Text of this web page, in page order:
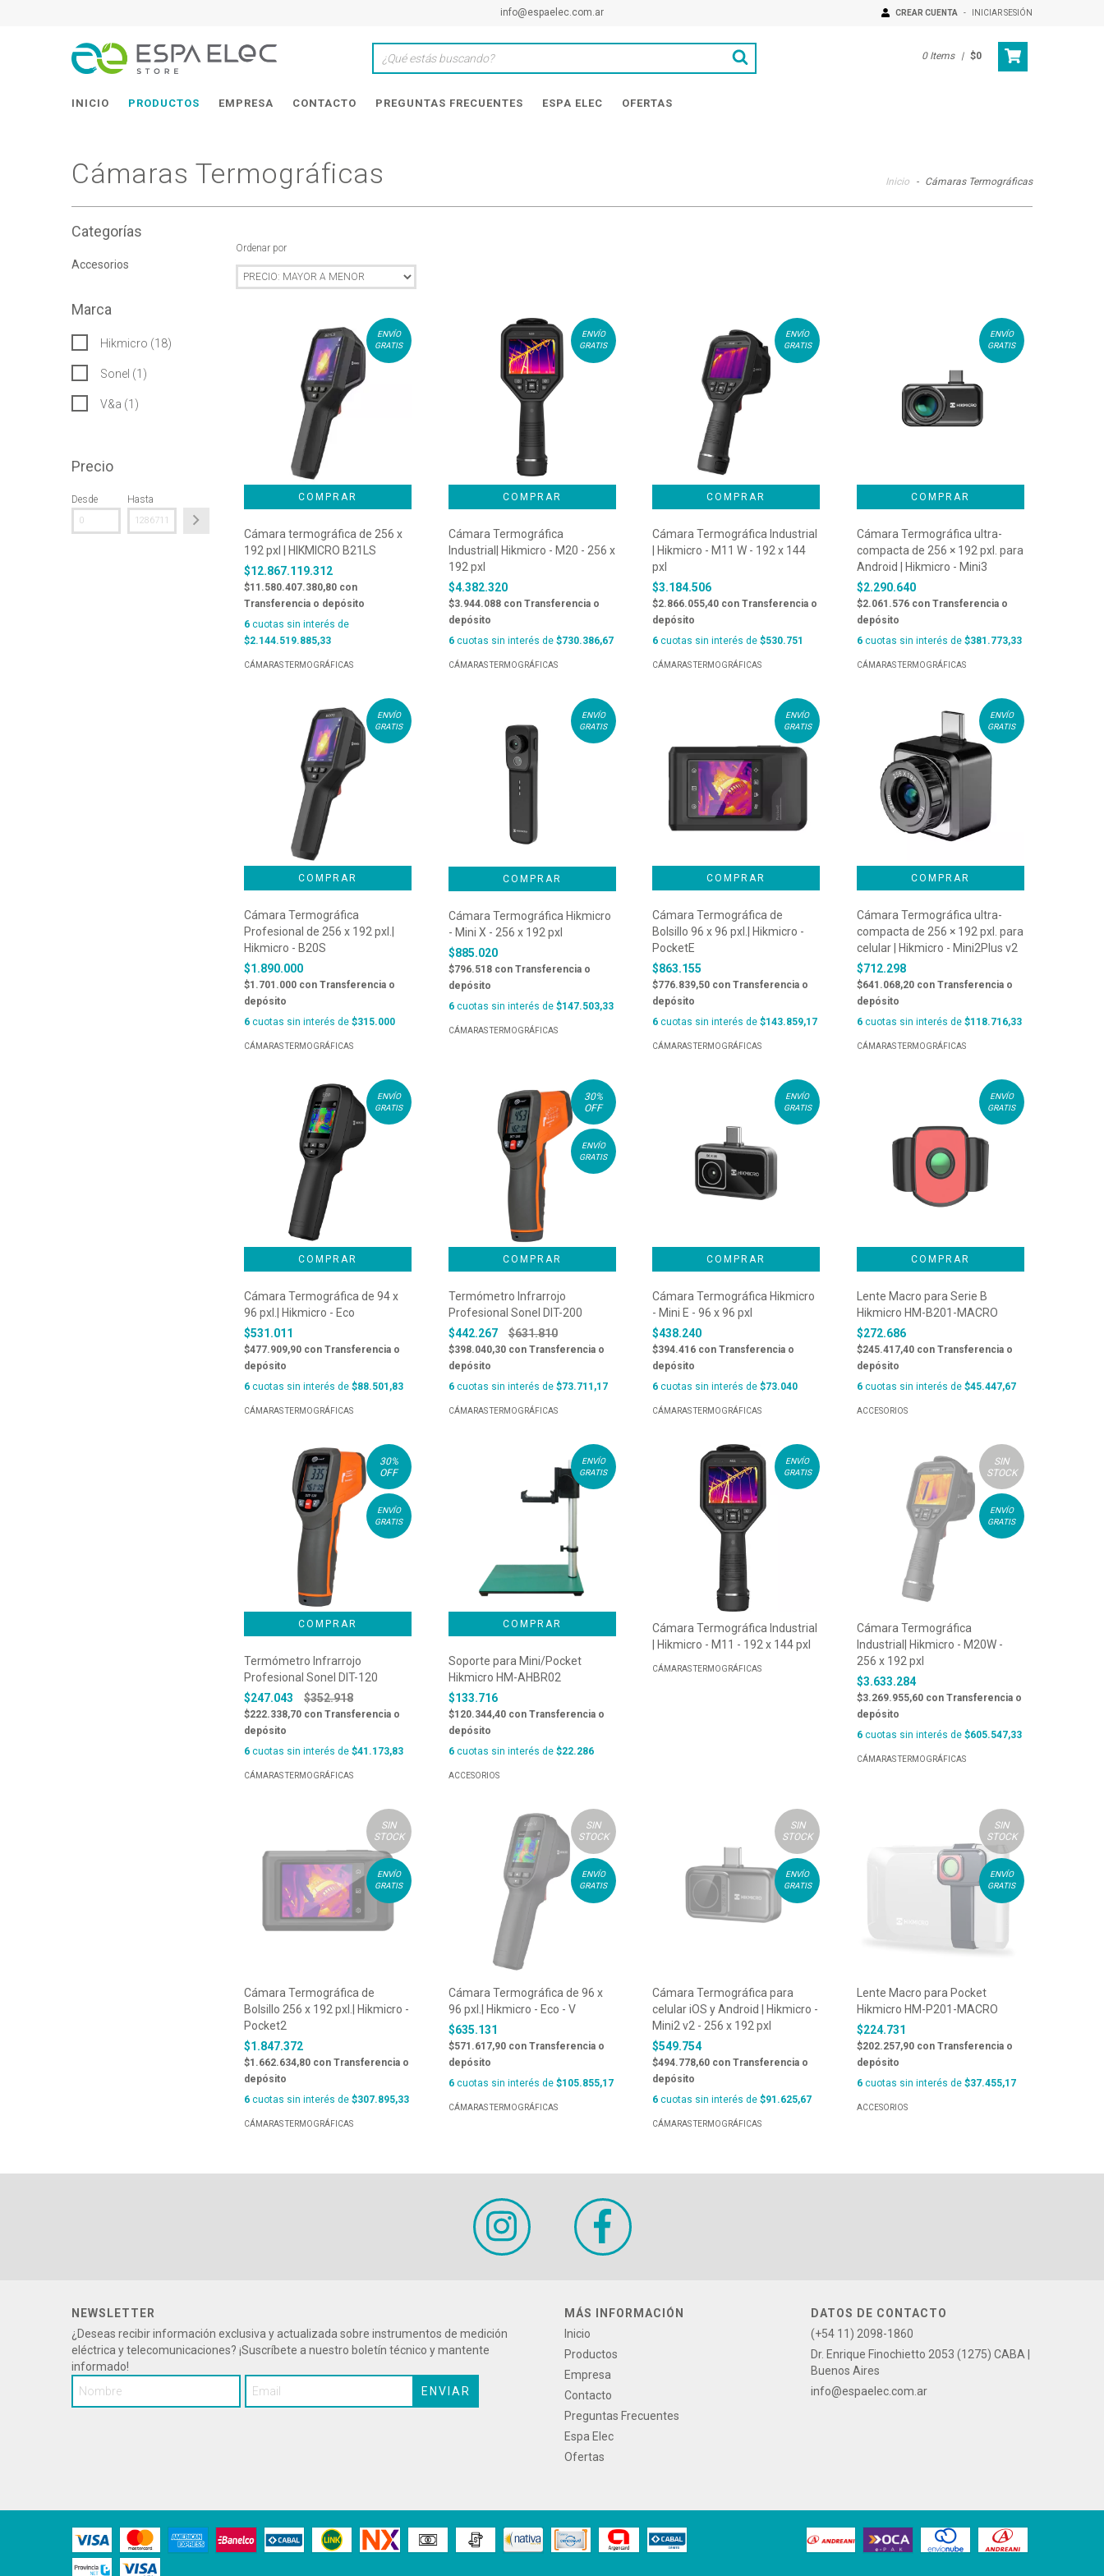
info@espaelec.com.ar CREAR CUENTA - INICIAR SESIÓN
0 Items | $0
INICIO PRODUCTOS EMPRESA CONTACTO PREGUNTAS FRECUENTES ESPA ELEC OFERTAS
Cámaras Termográficas Inicio - Cámaras Termográficas
Categorías
Accesorios
Marca
Hikmicro (18)
Sonel (1)
V&a (1)
Precio
Desde Hasta
Ordenar por
ENVÍO
GRATIS
Cámara termográfica de 256 x
192 pxl | HIKMICRO B21LS
$12.867.119.312
$11.580.407.380,80 con
Transferencia o depósito
6 cuotas sin interés de
$2.144.519.885,33
CÁMARAS TERMOGRÁFICAS
ENVÍO
GRATIS
Cámara Termográfica
Industrial| Hikmicro - M20 - 256 x
192 pxl
$4.382.320
$3.944.088 con Transferencia o
depósito
6cuotas sin interés de $730.386,67
CÁMARAS TERMOGRÁFICAS
ENVÍO
GRATIS
Cámara Termográfica Industrial
| Hikmicro - M11 W - 192 x 144
pxl
$3.184.506
$2.866.055,40 con Transferencia o
depósito
6 cuotas sin interés de$530.751
CÁMARAS TERMOGRÁFICAS
ENVÍO
GRATIS
Cámara Termográfica ultra-
compacta de 256 × 192 pxl. para
Android | Hikmicro - Mini3
$2.290.640
$2.061.576 con Transferencia o
depósito
6 cuotas sin interés de$381.773,33
CÁMARAS TERMOGRÁFICAS
ENVÍO
GRATIS
Cámara Termográfica
Profesional de 256 x 192 pxl.|
Hikmicro - B20S
$1.890.000
$1.701.000 con Transferencia o
depósito
6 cuotas sin interés de $315.000
CÁMARAS TERMOGRÁFICAS
ENVÍO
GRATIS
Cámara Termográfica Hikmicro
- Mini X - 256 x 192 pxl
$885.020
$796.518 con Transferencia o
depósito
6cuotas sin interés de $147.503,33
CÁMARAS TERMOGRÁFICAS
ENVÍO
GRATIS
Cámara Termográfica de
Bolsillo 96 x 96 pxl.| Hikmicro -
PocketE
$863.155
$776.839,50 con Transferencia o
depósito
6 cuotas sin interés de$143.859,17
CÁMARAS TERMOGRÁFICAS
ENVÍO
GRATIS
Cámara Termográfica ultra-
compacta de 256 × 192 pxl. para
celular | Hikmicro - Mini2Plus v2
$712.298
$641.068,20 con Transferencia o
depósito
6 cuotas sin interés de$118.716,33
CÁMARAS TERMOGRÁFICAS
ENVÍO
GRATIS
Cámara Termográfica de 94 x
96 pxl.| Hikmicro - Eco
$531.011
$477.909,90 con Transferencia o
depósito
6 cuotas sin interés de $88.501,83
CÁMARAS TERMOGRÁFICAS
30%
OFF
ENVÍO
GRATIS
Termómetro Infrarrojo
Profesional Sonel DIT-200
$442.267
$631.810
$398.040,30 con Transferencia o
depósito
6cuotas sin interés de $73.711,17
CÁMARAS TERMOGRÁFICAS
ENVÍO
GRATIS
Cámara Termográfica Hikmicro
- Mini E - 96 x 96 pxl
$438.240
$394.416 con Transferencia o
depósito
6 cuotas sin interés de$73.040
CÁMARAS TERMOGRÁFICAS
ENVÍO
GRATIS
Lente Macro para Serie B
Hikmicro HM-B201-MACRO
$272.686
$245.417,40 con Transferencia o
depósito
6 cuotas sin interés de$45.447,67
ACCESORIOS
30%
OFF
ENVÍO
GRATIS
Termómetro Infrarrojo
Profesional Sonel DIT-120
$247.043
$352.918
$222.338,70 con Transferencia o
depósito
6 cuotas sin interés de $41.173,83
CÁMARAS TERMOGRÁFICAS
ENVÍO
GRATIS
Soporte para Mini/Pocket
Hikmicro HM-AHBR02
$133.716
$120.344,40 con Transferencia o
depósito
6cuotas sin interés de $22.286
ACCESORIOS
ENVÍO
GRATIS
Cámara Termográfica Industrial
| Hikmicro - M11 - 192 x 144 pxl
CÁMARAS TERMOGRÁFICAS
SIN
STOCK
ENVÍO
GRATIS
Cámara Termográfica
Industrial| Hikmicro - M20W -
256 x 192 pxl
$3.633.284
$3.269.955,60 con Transferencia o
depósito
6 cuotas sin interés de$605.547,33
CÁMARAS TERMOGRÁFICAS
SIN
STOCK
ENVÍO
GRATIS
Cámara Termográfica de
Bolsillo 256 x 192 pxl.| Hikmicro -
Pocket2
$1.847.372
$1.662.634,80 con Transferencia o
depósito
6 cuotas sin interés de $307.895,33
CÁMARAS TERMOGRÁFICAS
SIN
STOCK
ENVÍO
GRATIS
Cámara Termográfica de 96 x
96 pxl.| Hikmicro - Eco - V
$635.131
$571.617,90 con Transferencia o
depósito
6cuotas sin interés de $105.855,17
CÁMARAS TERMOGRÁFICAS
SIN
STOCK
ENVÍO
GRATIS
Cámara Termográfica para
celular iOS y Android | Hikmicro -
Mini2 v2 - 256 x 192 pxl
$549.754
$494.778,60 con Transferencia o
depósito
6 cuotas sin interés de$91.625,67
CÁMARAS TERMOGRÁFICAS
SIN
STOCK
ENVÍO
GRATIS
Lente Macro para Pocket
Hikmicro HM-P201-MACRO
$224.731
$202.257,90 con Transferencia o
depósito
6 cuotas sin interés de$37.455,17
ACCESORIOS
NEWSLETTER
¿Deseas recibir información exclusiva y actualizada sobre instrumentos de medición
eléctrica y telecomunicaciones? ¡Suscríbete a nuestro boletín técnico y mantente
informado!
MÁS INFORMACIÓN
Inicio
Productos
Empresa
Contacto
Preguntas Frecuentes
Espa Elec
Ofertas
DATOS DE CONTACTO
(+54 11) 2098-1860
Dr. Enrique Finochietto 2053 (1275) CABA |
Buenos Aires
info@espaelec.com.ar